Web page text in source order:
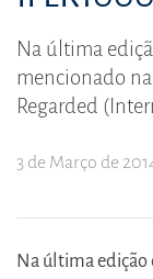
Na última
mencionado
Regarded
3 de Março de
Na última edição